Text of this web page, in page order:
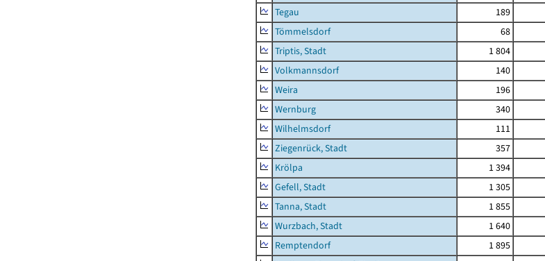
Tegau
189
Tömmelsdorf
68
Triptis, Stadt
1 804
Volkmannsdorf
140
Weira
196
Wernburg
340
Wilhelmsdorf
111
Ziegenrück, Stadt
357
Krölpa
1 394
Gefell, Stadt
1 305
Tanna, Stadt
1 855
Wurzbach, Stadt
1 640
Remptendorf
1 895